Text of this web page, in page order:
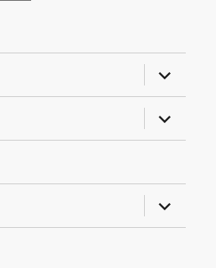
almenü
almenü
almenü